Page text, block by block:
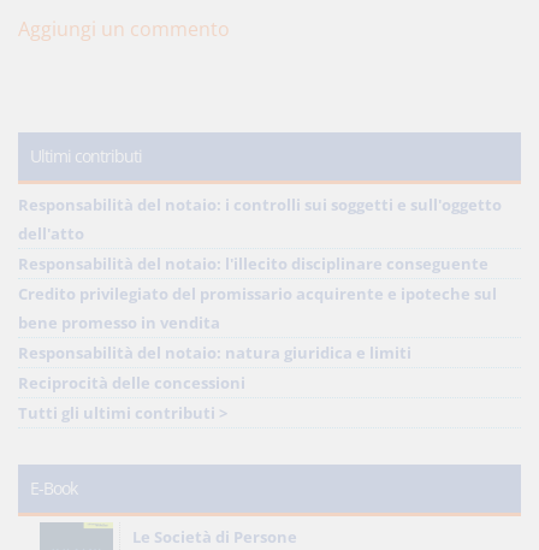
Aggiungi un commento
Ultimi contributi
Responsabilità del notaio: i controlli sui soggetti e sull'oggetto
dell'atto
Responsabilità del notaio: l'illecito disciplinare conseguente
Credito privilegiato del promissario acquirente e ipoteche sul
bene promesso in vendita
Responsabilità del notaio: natura giuridica e limiti
Reciprocità delle concessioni
Tutti gli ultimi contributi >
E-Book
Le Società di Persone